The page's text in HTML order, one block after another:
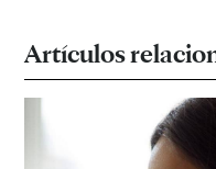
Artículos